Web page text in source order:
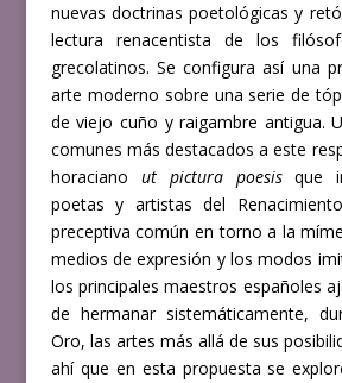
nuevas doctrinas poetológicas y
lectura renacentista de los
grecolatinos. Se configura así una
arte moderno sobre una serie de
de viejo cuño y raigambre antigua.
comunes más destacados a este
horaciano ut pictura poesisque
poetas y artistas del
preceptiva común en torno a la
medios de expresión y los modos
los principales maestros españoles
de hermanar sistemáticamente,
Oro, las artes más allá de sus
ahí que en esta propuesta se